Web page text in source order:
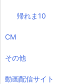
帰れま10
CM
その他
動画配信サイト